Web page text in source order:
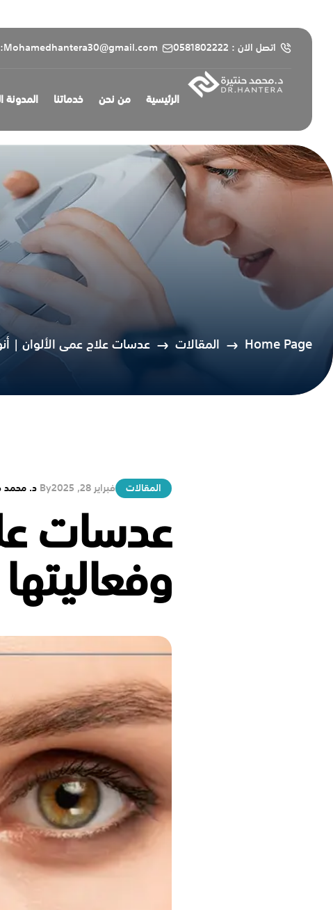
اتصل الان : 0581802222
الرئيسية من نحن خدماتنا المدونة
Home Page المقالات عدسات علاج عمى الألوان |
المقالات فبراير 28, 2025 By د. محمد
عدسات
وفعاليتها